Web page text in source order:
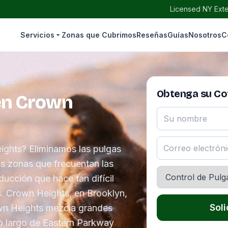
Licensed NY
Servicios Zonas que CubrimosReseñasGuíasNosotros
Crown
Eliminamos las pulgas
zonas que frecuentan las
que hace tan difícil
Crown Heights, en Brooklyn,
Heights mezcla grandes
largo de Eastern Parkway
Obtenga su